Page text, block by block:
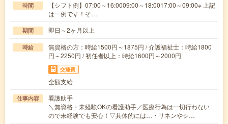
時間
【シフト例】07:00～16:0009:00～18:0017:00～09:00※ 上記
は一例です！そ…
期間 即日～2ヶ月以上
時給
無資格の方：時給1500円～1875円 / 介護福祉士：時給1800
円～2250円 / 初任者以上：時給1600円～2000円
交通費
全額支給
仕事内容
看護助手
＼無資格・未経験OKの看護助手／医療行為は一切行わない
ので未経験でも安心！▽具体的には…・リネンやシ…